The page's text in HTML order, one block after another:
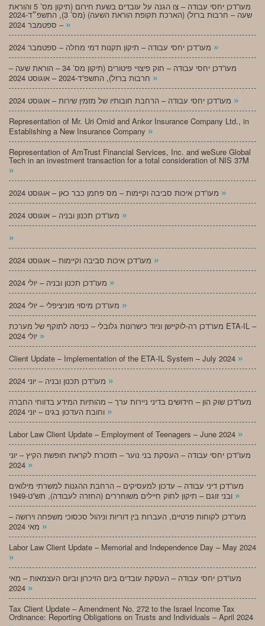
מעו”דכן יחסי עבודה – צו הגנה על עובדים בשעת חירום (תיקון מס’ 5 והוראת
שעה – חרבות ברזל) (הארכת תקופת הוראת השעה) (מס’ 3), התשפ״ד-2024
– ספטמבר 2024 »
»
מעו”דכן יחסי עבודה – חוק פיצויי פיטורים (תיקון מס’ 34 – הוראת שעה –
»
»
Representation of Mr. Uri Omid and Ankor Insurance Company Ltd., in
Establishing a New Insurance Company »
Representation of AmTrust Financial Services, Inc. and weSure Global
Tech in an investment transaction for a total consideration of NIS 37M
»
»
»
»
»
»
»
מעו”דכן רה-לוקיישן וניוד כישרונות גלובלי – כניסה לתוקף של מערכת ETA-IL –
»
Client Update – Implementation of the ETA-IL System – July 2024 »
»
מעו”דכן שוק הון – חידושים בדיני ניירות ערך – מהותיות המידע בדווחי החברה
»
Labor Law Client Update – Employment of Teenagers – June 2024 »
מעו”דכן יחסי עבודה – העסקת בני נוער – תזכורת לקראת חופשת הקיץ – יוני
»
מעו”דכן דיני עבודה – עדכון למעסיקים – הרחבת ההגנות למשרתי מילואים
»
מעו”דכן לקוחות פרטיים, העברות בין דוריות וניהול סכסוכי משפחה וירושה –
»
Labor Law Client Update – Memorial and Independence Day – May 2024
»
מעו”דכן יחסי עבודה – העסקת עובדים ביום הזיכרון וביום העצמאות – מאי
»
Tax Client Update – Amendment No. 272 to the Israel Income Tax
Ordinance: Reporting Obligations on Trusts and Individuals – April 2024